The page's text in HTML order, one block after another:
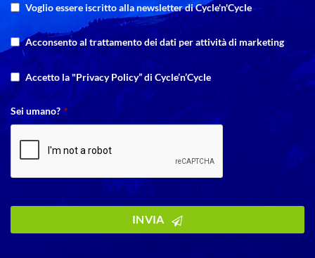
Voglio essere iscritto alla newsletter di Cycle'n'Cycle
Acconsento al trattamento dei dati per attività di marketing
Accetto la "Privacy Policy” di Cycle’n’Cycle
Sei umano? *
INVIA